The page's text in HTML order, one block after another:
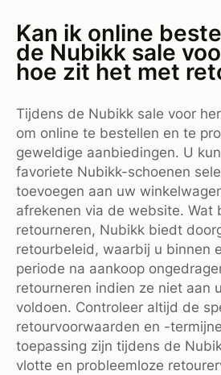
Kan ik online
de Nubikk sale
hoe zit het met
Tijdens de Nubikk sale voor
om online te bestellen en te
geweldige aanbiedingen. U
favoriete Nubikk-schoenen
toevoegen aan uw
afrekenen via de website. Wat
retourneren, Nubikk biedt
retourbeleid, waarbij u binnen
periode na aankoop
retourneren indien ze niet aan
voldoen. Controleer altijd de
retourvoorwaarden en -
toepassing zijn tijdens de
vlotte en probleemloze